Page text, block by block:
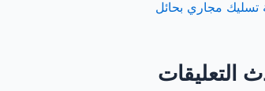
مجاري بحائل
التعليقات